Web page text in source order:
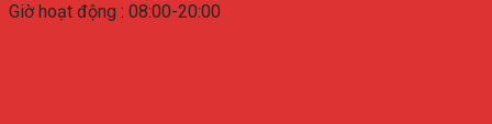
Giờ hoạt động : 08:00-20:00